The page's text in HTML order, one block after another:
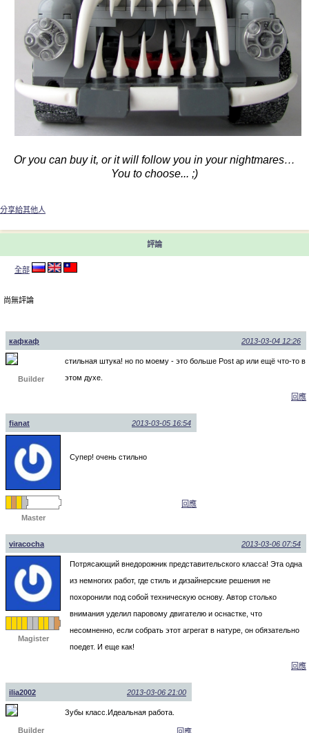
Or you can buy it, or it will follow you in your nightmares…
You to choose... ;)
分享給其他人
評論
全部
尚無評論
кафкаф 2013-03-04 12:26
Builder
стильная штука! но по моему - это больше Post ap или ещё что-то в
этом духе.
回應
fianat 2013-03-05 16:54
Master
Cупер! очень стильно
回應
viracocha 2013-03-06 07:54
Magister
Потрясающий внедорожник представительского класса! Эта одна
из немногих работ, где стиль и дизайнерские решения не
похоронили под собой техническую основу. Автор столько
внимания уделил паровому двигателю и оснастке, что
несомненно, если собрать этот агрегат в натуре, он обязательно
поедет. И еще как!
回應
ilia2002 2013-03-06 21:00
Builder
Зубы класс.Идеальная работа.